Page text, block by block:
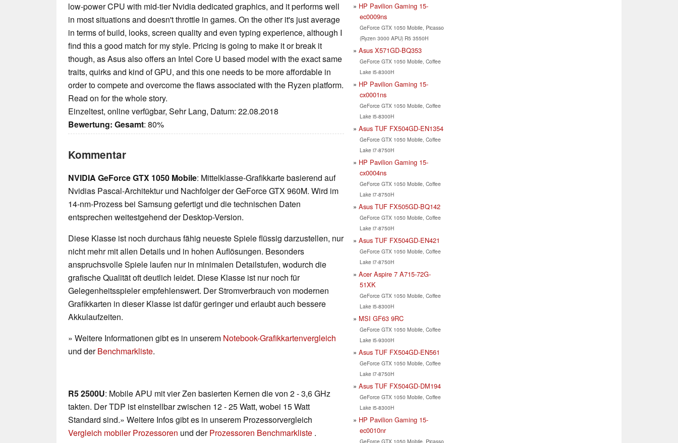
low-power CPU with mid-tier Nvidia dedicated graphics, and it performs well
in most situations and doesn't throttle in games. On the other it's just average
in terms of build, looks, screen quality and even typing experience, although I
find this a good match for my style. Pricing is going to make it or break it
though, as Asus also offers an Intel Core U based model with the exact same
traits, quirks and kind of GPU, and this one needs to be more affordable in
order to compete and overcome the flaws associated with the Ryzen platform.
Read on for the whole story.
Einzeltest, online verfügbar, Sehr Lang, Datum: 22.08.2018
Bewertung: Gesamt: 80%
Kommentar
NVIDIA GeForce GTX 1050 Mobile: Mittelklasse-Grafikkarte basierend auf
Nvidias Pascal-Architektur und Nachfolger der GeForce GTX 960M. Wird im
14-nm-Prozess bei Samsung gefertigt und die technischen Daten
entsprechen weitestgehend der Desktop-Version.
Diese Klasse ist noch durchaus fähig neueste Spiele flüssig darzustellen, nur
nicht mehr mit allen Details und in hohen Auflösungen. Besonders
anspruchsvolle Spiele laufen nur in minimalen Detailstufen, wodurch die
grafische Qualität oft deutlich leidet. Diese Klasse ist nur noch für
Gelegenheitsspieler empfehlenswert. Der Stromverbrauch von modernen
Grafikkarten in dieser Klasse ist dafür geringer und erlaubt auch bessere
Akkulaufzeiten.
» Weitere Informationen gibt es in unserem Notebook-Grafikkartenvergleich
und derBenchmarkliste.
R5 2500U: Mobile APU mit vier Zen basierten Kernen die von 2 - 3,6 GHz
takten. Der TDP ist einstellbar zwischen 12 - 25 Watt, wobei 15 Watt
Standard sind.» Weitere Infos gibt es in unserem Prozessorvergleich
Vergleich mobiler Prozessoren und derProzessoren Benchmarkliste .
HP Pavilion Gaming 15-
ec0009ns
GeForce GTX 1050 Mobile, Picasso
(Ryzen 3000 APU) R5 3550H
Asus X571GD-BQ353
GeForce GTX 1050 Mobile, Coffee
Lake i5-8300H
HP Pavilion Gaming 15-
cx0001ns
GeForce GTX 1050 Mobile, Coffee
Lake i5-8300H
Asus TUF FX504GD-EN1354
GeForce GTX 1050 Mobile, Coffee
Lake i7-8750H
HP Pavilion Gaming 15-
cx0004ns
GeForce GTX 1050 Mobile, Coffee
Lake i7-8750H
Asus TUF FX505GD-BQ142
GeForce GTX 1050 Mobile, Coffee
Lake i7-8750H
Asus TUF FX504GD-EN421
GeForce GTX 1050 Mobile, Coffee
Lake i7-8750H
Acer Aspire 7 A715-72G-
51XK
GeForce GTX 1050 Mobile, Coffee
Lake i5-8300H
MSI GF63 9RC
GeForce GTX 1050 Mobile, Coffee
Lake i5-9300H
Asus TUF FX504GD-EN561
GeForce GTX 1050 Mobile, Coffee
Lake i7-8750H
Asus TUF FX504GD-DM194
GeForce GTX 1050 Mobile, Coffee
Lake i5-8300H
HP Pavilion Gaming 15-
ec0010nr
GeForce GTX 1050 Mobile, Picasso